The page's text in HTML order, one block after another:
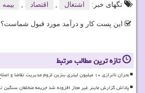
تگهای خبر:
اشتغال اقتصاد بیمه
این پست کار و درآمد مورد قبول شماست؟
تازه ترین مطالب مرتبط
بحران ناترازی ۱۰ میلیون لیتری بنزین لزوم مدیریت تقاضا و اصلاح ساختار
پاداش گزارش ماینر غیر مجاز افزوده شد جریمه متخلفان